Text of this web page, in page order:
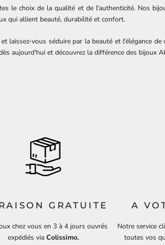
le choix de la qualité et de l'authenticité. Nos
qui allient beauté, durabilité et confort.
et laissez-vous séduire par la beauté et l'élégance
aujourd'hui et découvrez la différence des bijoux
GRATUITE
chez vous en 3 à 4 jours ouvrés
expédiés via Colissimo.
A
Notre service
toutes vos